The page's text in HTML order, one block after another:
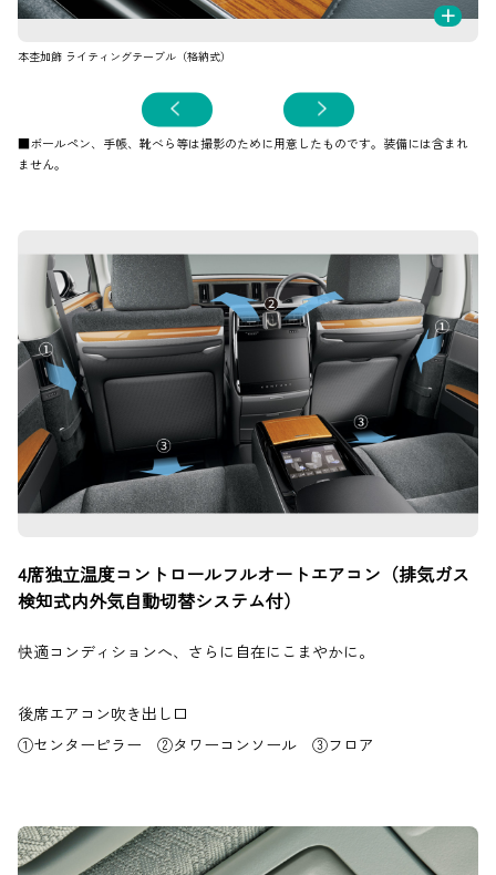
+
本杢加飾 ライティングテーブル（格納式）
■ボールペン、手帳、靴べら等は撮影のために用意したものです。装備には含まれ
ません。
4席独立温度コントロールフルオートエアコン（排気ガス
検知式内外気自動切替システム付）
快適コンディションへ、さらに自在にこまやかに。
後席エアコン吹き出し口
①センターピラー ②タワーコンソール ③フロア